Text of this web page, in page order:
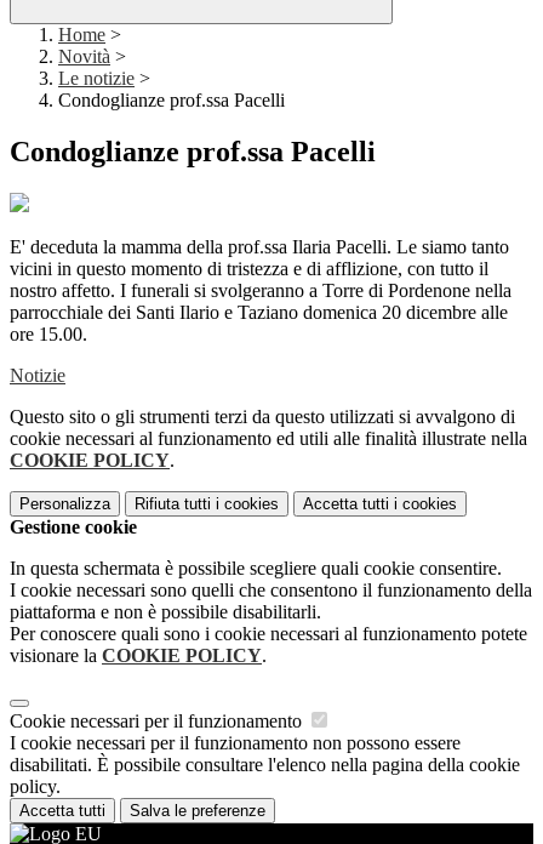
Home >
Novità >
Le notizie >
Condoglianze prof.ssa Pacelli
Condoglianze prof.ssa Pacelli
E' deceduta la mamma della prof.ssa Ilaria Pacelli. Le siamo tanto
vicini in questo momento di tristezza e di afflizione, con tutto il
nostro affetto. I funerali si svolgeranno a Torre di Pordenone nella
parrocchiale dei Santi Ilario e Taziano domenica 20 dicembre alle
ore 15.00.
Notizie
Questo sito o gli strumenti terzi da questo utilizzati si avvalgono di
cookie necessari al funzionamento ed utili alle finalità illustrate nella
COOKIE POLICY.
Personalizza Rifiuta tutti i cookies Accetta tutti i cookies
Gestione cookie
In questa schermata è possibile scegliere quali cookie consentire.
I cookie necessari sono quelli che consentono il funzionamento della
piattaforma e non è possibile disabilitarli.
Per conoscere quali sono i cookie necessari al funzionamento potete
visionare la COOKIE POLICY.
Cookie necessari per il funzionamento
I cookie necessari per il funzionamento non possono essere
disabilitati. È possibile consultare l'elenco nella pagina della cookie
policy.
Accetta tutti Salva le preferenze